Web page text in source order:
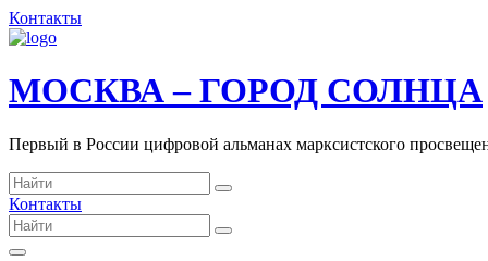
Контакты
МОСКВА – ГОРОД СОЛНЦА
Первый в России цифровой альманах марксистского
Контакты